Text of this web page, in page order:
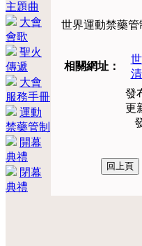
主題曲
大會
會歌
聖火
傳遞
大會
服務手冊
運動
禁藥管制
開幕
典禮
閉幕
典禮
世界運動禁藥
相關網址：
發
更